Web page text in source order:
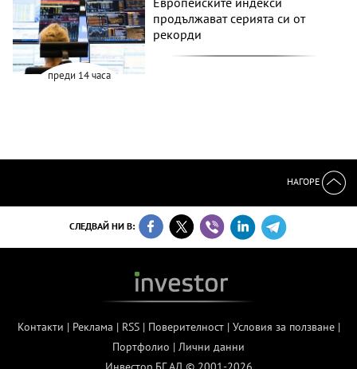
преди 14 часа
продължават серията си от
рекорди
НАГОРЕ
СЛЕДВАЙ НИ В:
Контакти | Реклама | RSS| Поверителност| Условия за ползване|
Портфолио | Лични данни